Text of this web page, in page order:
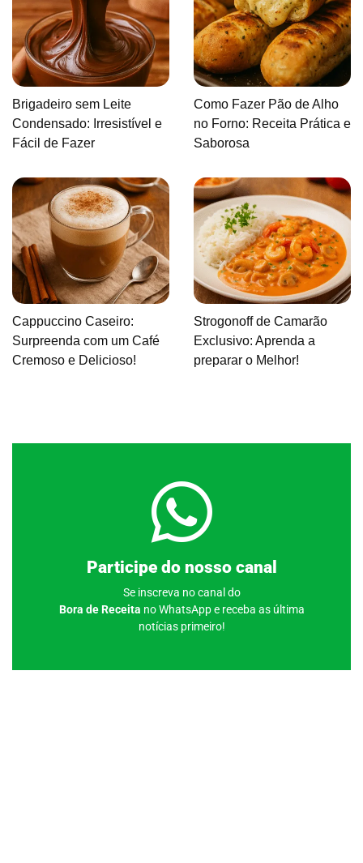
Brigadeiro sem Leite
Condensado: Irresistível e
Fácil de Fazer
Como Fazer Pão de Alho
no Forno: Receita Prática e
Saborosa
Cappuccino Caseiro:
Surpreenda com um Café
Cremoso e Delicioso!
Strogonoff de Camarão
Exclusivo: Aprenda a
preparar o Melhor!
Participe do nosso canal
Se inscreva no canal do
Bora de Receita no WhatsApp e receba as última
notícias primeiro!
Clique aqui